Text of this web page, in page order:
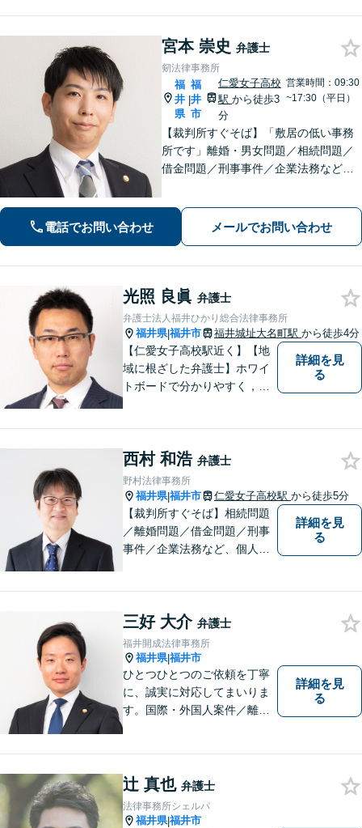
宮本 崇史 弁護士
剱法律事務所
福
井
県
|
福
井
市
仁愛女子高校
駅 から徒歩3
分
営業時間：09:30
~17:30（平日）
【裁判所すぐそば】「敷居の低い事務
所です」離婚・男女問題／相続問題／
借金問題／刑事事件／企業法務など、
るよう尽力いたします【法テラス利用
可】【完全個室】【夜間・休日面談】
電話でお問い合わせ メールでお問い合わせ
光照 良眞 弁護士
弁護士法人福井ひかり総合法律事務所
福井県|福井市 福井城址大名町駅 から徒歩4分
【仁愛女子高校駅近く】【地
域に根ざした弁護士】ホワイ
トボードで分かりやすく，納
幅広く対応可能。【明確な料
金体系】法律トラブルでお悩
むの方は、お気軽にご相談く
ださい。
詳細を見
る
西村 和浩 弁護士
野村法律事務所
福井県|福井市 仁愛女子高校駅 から徒歩5分
【裁判所すぐそば】相続問題
／離婚問題／借金問題／刑事
事件／企業法務など、個人・
お気軽にご相談ください。
【法テラス利用可】【完全個
室】【夜間・休日面談可】
詳細を見
る
三好 大介 弁護士
福井開成法律事務所
福井県|福井市
ひとつひとつのご依頼を丁寧
に、誠実に対応してまいりま
す。国際・外国人案件／離
故／刑事弁護・犯罪被害者な
ど、幅広く対応可能。お気軽
にご相談ください。
詳細を見
る
辻 真也 弁護士
法律事務所シェルパ
福井県|福井市